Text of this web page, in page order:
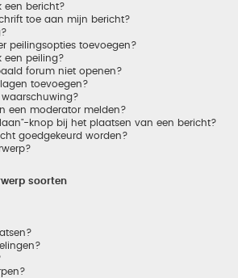
een bericht?
toe aan mijn bericht?
peilingsopties toevoegen?
een peiling?
forum niet openen?
toevoegen?
een moderator melden?
knop bij het plaatsen van een bericht?
goedgekeurd worden?
soorten